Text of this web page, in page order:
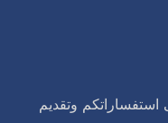
استفساراتكم وتقديم